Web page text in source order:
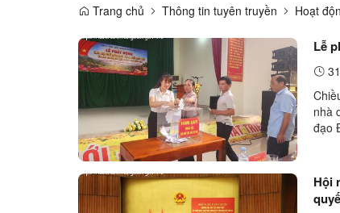
Trang chủ Thông tin tuyên truyền Hoạt
Lễ
nhà
đạo
Hội